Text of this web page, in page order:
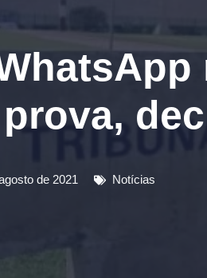
de 2021 Notícias